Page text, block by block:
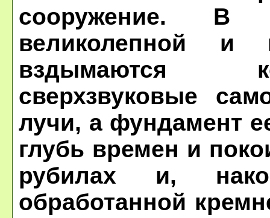
сооружение. В
великолепной и
вздымаются
сверхзвуковые
лучи, а фундамент
глубь времен и
рубилах и,
обработанной